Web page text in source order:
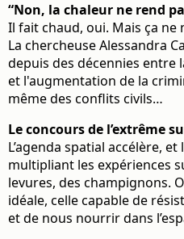
“Non, la chaleur ne rend
Il fait chaud, oui. Mais ça
La chercheuse Alessandra
depuis des décennies entre
et l'augmentation de la
même des conflits civils…
Le concours de l’extrême
L’agenda spatial accélère,
multipliant les expériences
levures, des champignons.
idéale, celle capable de
et de nous nourrir dans